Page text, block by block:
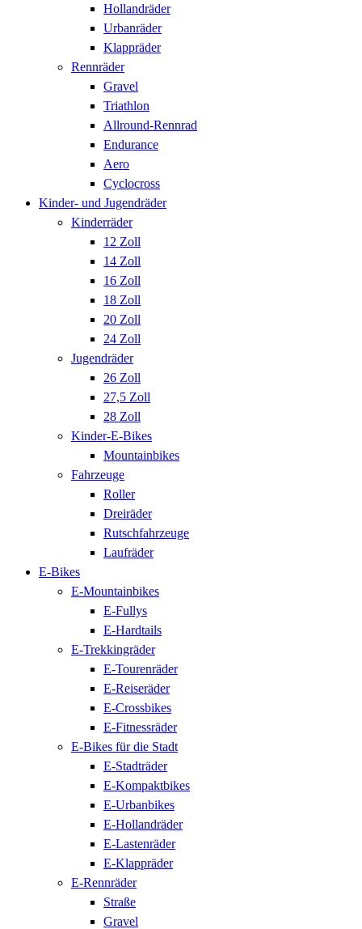
Hollandräder
Urbanräder
Klappräder
Rennräder
Gravel
Triathlon
Allround-Rennrad
Endurance
Aero
Cyclocross
Kinder- und Jugendräder
Kinderräder
12 Zoll
14 Zoll
16 Zoll
18 Zoll
20 Zoll
24 Zoll
Jugendräder
26 Zoll
27,5 Zoll
28 Zoll
Kinder-E-Bikes
Mountainbikes
Fahrzeuge
Roller
Dreiräder
Rutschfahrzeuge
Laufräder
E-Bikes
E-Mountainbikes
E-Fullys
E-Hardtails
E-Trekkingräder
E-Tourenräder
E-Reiseräder
E-Crossbikes
E-Fitnessräder
E-Bikes für die Stadt
E-Stadträder
E-Kompaktbikes
E-Urbanbikes
E-Hollandräder
E-Lastenräder
E-Klappräder
E-Rennräder
Straße
Gravel